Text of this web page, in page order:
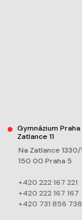
Gymnázium Praha
Zatlance 11
Na Zatlance 1330/
150 00 Praha 5
+420 222 167 221
+420 222 167 167
+420 731 856 738